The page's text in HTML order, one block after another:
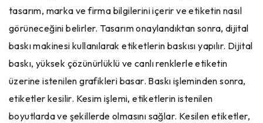
tasarım, marka ve firma bilgilerini içerir ve etiketin nasıl
görüneceğini belirler. Tasarım onaylandıktan sonra, dijital
baskı makinesi kullanılarak etiketlerin baskısı yapılır. Dijital
baskı, yüksek çözünürlüklü ve canlı renklerle etiketin
üzerine istenilen grafikleri basar. Baskı işleminden sonra,
etiketler kesilir. Kesim işlemi, etiketlerin istenilen
boyutlarda ve şekillerde olmasını sağlar. Kesilen etiketler,